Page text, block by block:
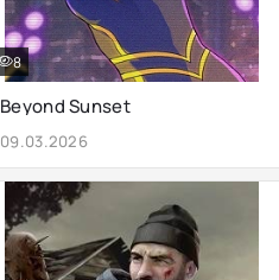
Beyond Sunset
09.03.2026
8